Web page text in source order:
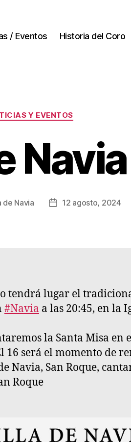
/ Eventos Historia del Coro
Categorías
Y EVENTOS
de Navia
Fecha12 agosto, 2024
tendrá lugar el
#Navia a las 20:45, en la
la Santa Misa en
16 será el momento de
Navia, San Roque,
Roque